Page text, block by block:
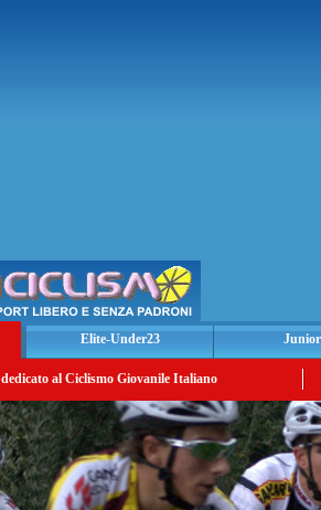
Elite-Under23
al Ciclismo Giovanile Italiano